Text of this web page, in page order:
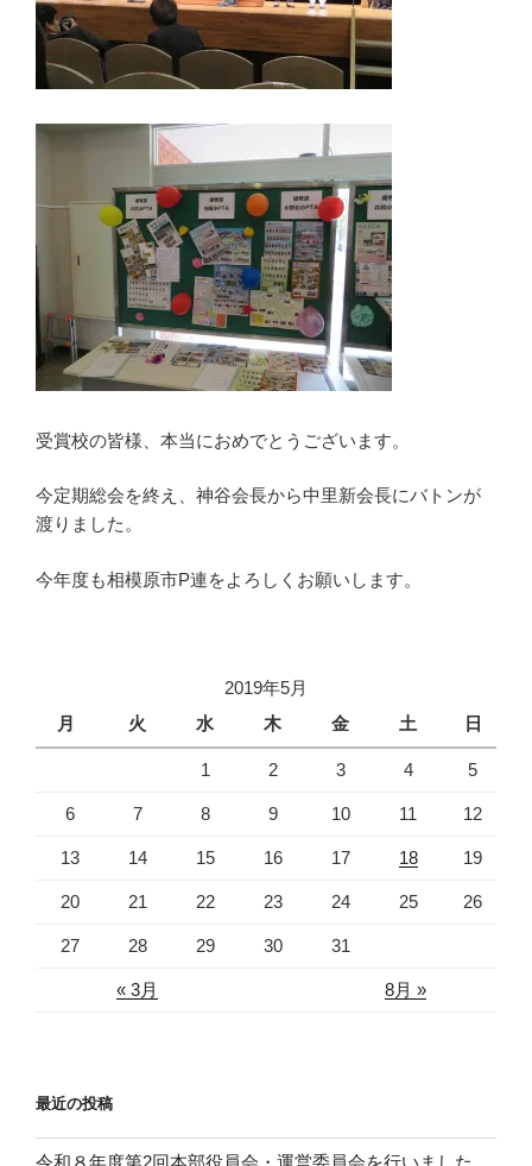
受賞校の皆様、本当におめでとうございます。
今定期総会を終え、神谷会長から中里新会長にバトンが
渡りました。
今年度も相模原市P連をよろしくお願いします。
2019年5月
月
火 水 木 金 土 日
« 3月 8月 »
1 2 3 4 5
6 7 8 9 10 11 12
13 14 15 16 17 18 19
20 21 22 23 24 25 26
27 28 29 30 31
最近の投稿
令和８年度第2回本部役員会・運営委員会を行いました